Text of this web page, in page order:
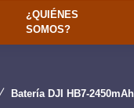
¿QUIÉNES
SOMOS?
Batería DJI HB7-